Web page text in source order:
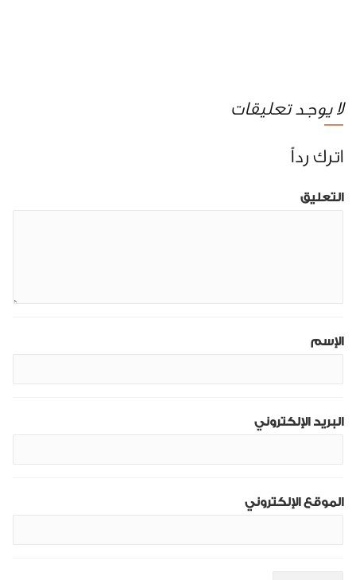
لا يوجد تعليقات
اترك رداً
التعليق
الإسم
البريد الإلكتروني
الموقع الإلكتروني